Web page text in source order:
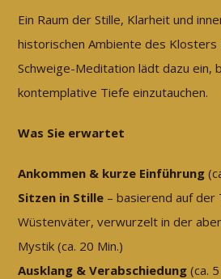
Ein Raum der Stille, Klarheit und
historischen Ambiente des Klosters
Schweige-Meditation lädt dazu ein,
kontemplative Tiefe einzutauchen.
Was Sie erwartet
Ankommen & kurze Einführung
Sitzen in Stille – basierend auf
Wüstenväter, verwurzelt in der
Mystik (ca. 20 Min.)
Ausklang & Verabschiedung (ca.